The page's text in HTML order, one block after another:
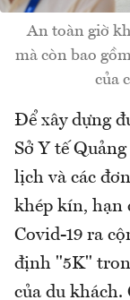
An toàn giờ
mà còn bao
của
Để xây dựng
Sở Y tế
lịch và các
khép kín, hạn
Covid-19 ra
định "5K"
của du khách.